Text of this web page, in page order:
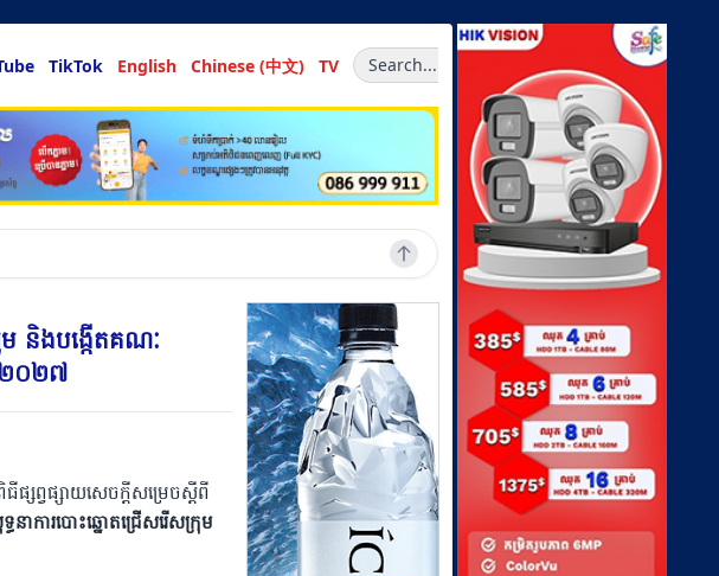
TikTok English Chinese (中文) TV Search...
ម និងបង្កើតគណៈ
២០២៧
ផ្សព្វផ្សាយសេចក្ដីសម្រេចស្ដីពី
នាការបោះឆ្នោតជ្រើសរើសក្រុម